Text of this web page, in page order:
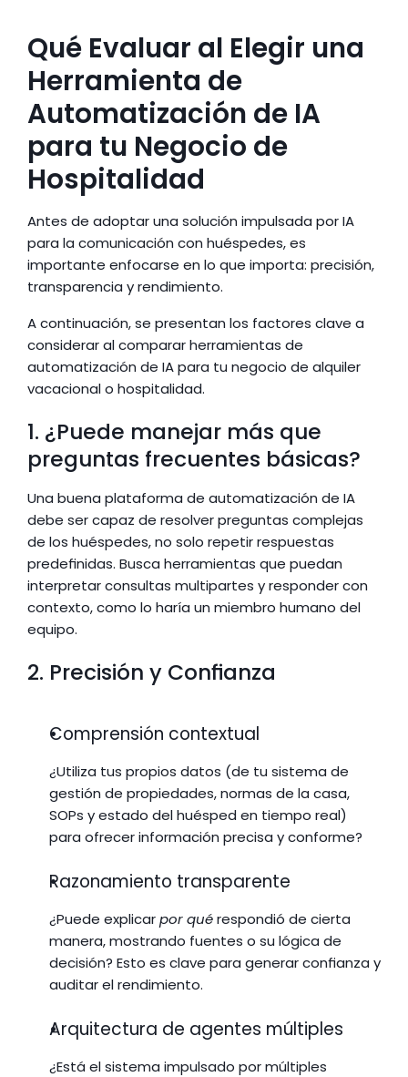
Qué Evaluar al Elegir una
Herramienta de
Automatización de IA
para tu Negocio de
Hospitalidad
Antes de adoptar una solución impulsada por IA
para la comunicación con huéspedes, es
importante enfocarse en lo que importa: precisión,
transparencia y rendimiento.
A continuación, se presentan los factores clave a
considerar al comparar herramientas de
automatización de IA para tu negocio de alquiler
vacacional o hospitalidad.
1. ¿Puede manejar más que
preguntas frecuentes básicas?
Una buena plataforma de automatización de IA
debe ser capaz de resolver preguntas complejas
de los huéspedes, no solo repetir respuestas
predefinidas. Busca herramientas que puedan
interpretar consultas multipartes y responder con
contexto, como lo haría un miembro humano del
equipo.
2. Precisión y Confianza
Comprensión contextual
¿Utiliza tus propios datos (de tu sistema de
gestión de propiedades, normas de la casa,
SOPs y estado del huésped en tiempo real)
para ofrecer información precisa y conforme?
Razonamiento transparente
¿Puede explicar por qué respondió de cierta
manera, mostrando fuentes o su lógica de
decisión? Esto es clave para generar confianza y
auditar el rendimiento.
Arquitectura de agentes múltiples
¿Está el sistema impulsado por múltiples